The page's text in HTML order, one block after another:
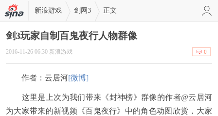
新浪游戏 剑网3 正文
剑3玩家自制百鬼夜行人物群像
2016-11-26 06:30 新浪游戏 0
作者：云居河[微博]
这里是上次为我们带来《封神榜》群像的作者@云居河
为大家带来的新视频《百鬼夜行》中的角色动图欣赏，大家